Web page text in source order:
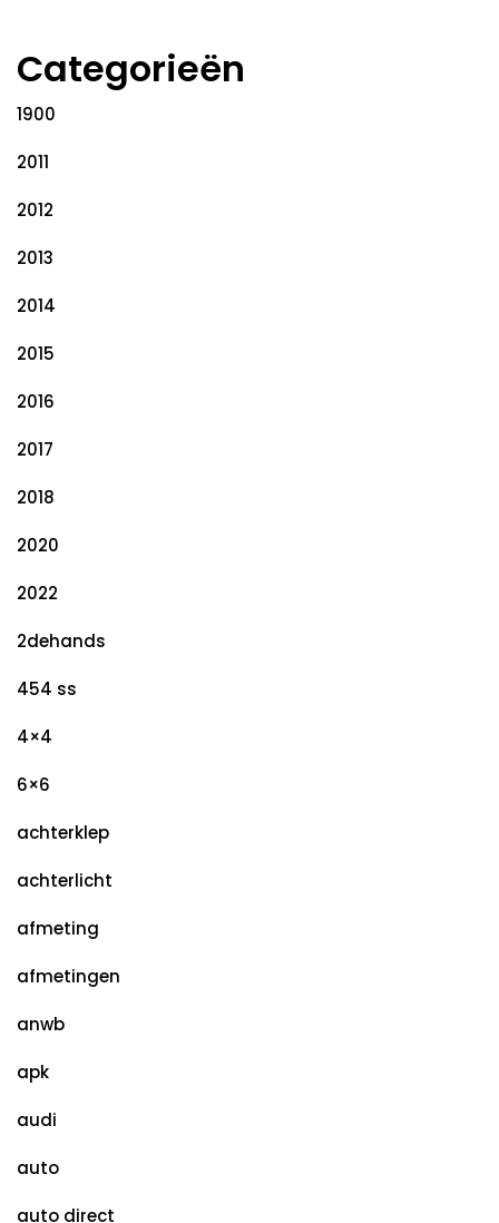
Categorieën
1900
2011
2012
2013
2014
2015
2016
2017
2018
2020
2022
2dehands
454 ss
4×4
6×6
achterklep
achterlicht
afmeting
afmetingen
anwb
apk
audi
auto
auto direct